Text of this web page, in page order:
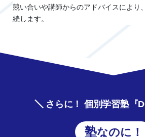
競い合いや講師からのアドバイスにより
続します。
さらに！ 個別学習塾『
塾なのに！